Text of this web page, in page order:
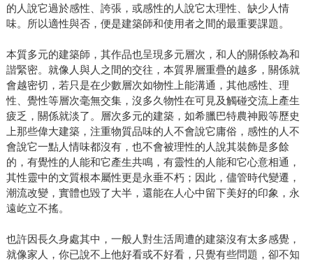
的人說它過於感性、誇張，或感性的人說它太理性、缺少人情
味。所以適性與否，便是建築師和使用者之間的最重要課題。
本質多元的建築師，其作品也呈現多元層次，和人的關係較為和
諧緊密。就像人與人之間的交往，本質界層重疊的越多，關係就
會越密切，若只是在少數層次如物性上能溝通，其他感性、理
性、覺性等層次毫無交集，沒多久物性在可見及觸碰交流上產生
疲乏，關係就淡了。層次多元的建築，如希臘巴特農神殿等歷史
上那些偉大建築，注重物質品味的人不會說它庸俗，感性的人不
會說它一點人情味都沒有，也不會被理性的人說其裝飾是多餘
的，有覺性的人能和它產生共鳴，有靈性的人能和它心意相通，
其性靈中的文質根本屬性更是永垂不朽；因此，儘管時代變遷，
潮流改變，實體也毀了大半，還能在人心中留下美好的印象，永
遠屹立不搖。
也許因長久身處其中，一般人對生活周遭的建築沒有太多感覺，
就像家人，你已說不上他好看或不好看，只覺有些問題，卻不知